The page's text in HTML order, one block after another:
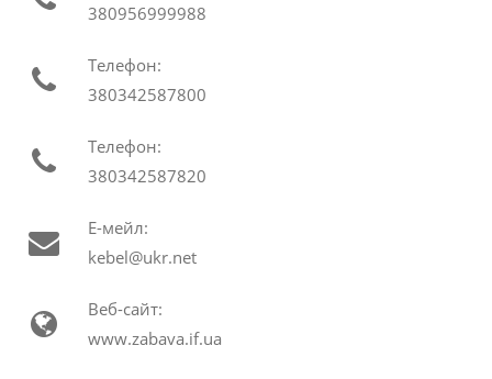
380956999988
Телефон:
380342587800
Телефон:
380342587820
Е-мейл:
kebel@ukr.net
Веб-сайт:
www.zabava.if.ua